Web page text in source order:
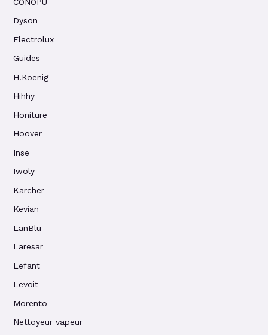
Dyson
Electrolux
Guides
H.Koenig
Hihhy
Honiture
Hoover
Inse
Iwoly
Kärcher
Kevian
LanBlu
Laresar
Lefant
Levoit
Morento
Nettoyeur vapeur